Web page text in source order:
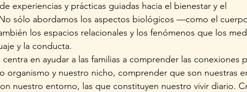
experiencias y prácticas guiadas hacia el bienestar y el
sólo abordamos los aspectos biológicos —como el
los espacios relacionales y los fenómenos que los
y la conducta.
en ayudar a las familias a comprender las conexiones
organismo y nuestro nicho, comprender que son nuestras
nuestro entorno, las que constituyen nuestro vivir diario.